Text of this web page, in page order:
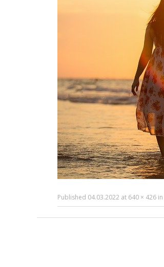
Published 04.03.2022 at 640 × 426 in